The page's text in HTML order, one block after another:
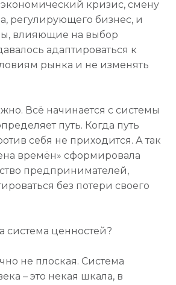
кризис, смену
регулирующего бизнес, и
влияющие на выбор
адаптироваться к
рынка и не изменять
Всё начинается с системы
путь. Когда путь
себя не приходится. А так
времён» сформировала
предпринимателей,
без потери своего
система ценностей?
не плоская. Система
– это некая шкала, в